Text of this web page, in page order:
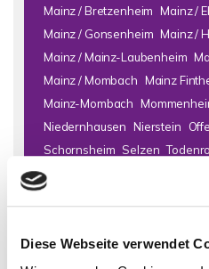
Diese Webseite verwendet
Mainz / Bretzenheim Mainz /
Mainz / Gonsenheim Mainz /
Mainz / Mainz-Laubenheim
Mainz / Mombach Mainz
Mainz-Mombach
Niedernhausen Nierstein
Schornsheim Selzen
Zornheim
Kreuznach
kaufen Bad
Immobilien Bad Kreuznach